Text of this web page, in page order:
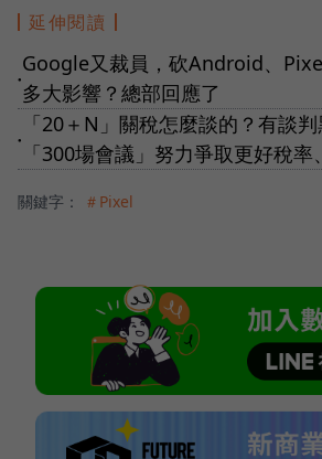
延伸閱讀
●
Google又裁員，砍Android、
多大影響？總部回應了
●
「20＋N」關稅怎麼談的？有談
「300場會議」努力爭取更好稅率
關鍵字： ＃Pixel